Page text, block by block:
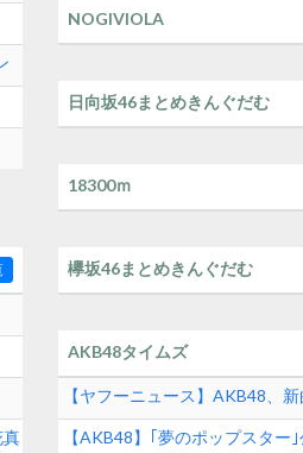
NOGIVIOLA
日向坂46まとめきんぐだむ
18300ｍ
真
欅坂46まとめきんぐだむ
AKB48タイムズ
【ヤフーニュース】AKB48、
る」新公演に夢の東京ドーム
【AKB48】｢夢のポップスター